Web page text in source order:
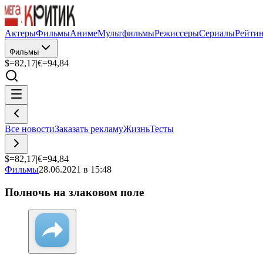
АктерыФильмыАнимеМультфильмыРежиссерыСериалы
Фильмы
$=82,17|€=94,84
Все новостиЗаказать рекламуЖизньТесты
$=82,17|€=94,84
Фильмы28.06.2021 в 15:48
Полночь на злаковом поле